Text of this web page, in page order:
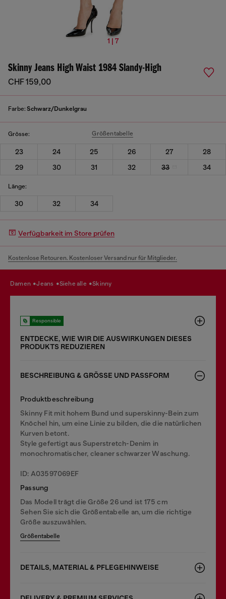
1 | 7
Skinny Jeans High Waist 1984 Slandy-High
CHF 159,00
Farbe: Schwarz/Dunkelgrau
Grösse: Größentabelle
23 24 25 26 27
28
29
30 31 32 33 34
Länge:
30 32 34
Verfügbarkeit im Store prüfen
Kostenlose Retouren. Kostenloser Versand nur für Mitglieder.
damen jeans siehe alle skinny
Responsible
ENTDECKE, WIE WIR DIE AUSWIRKUNGEN DIESES
PRODUKTS REDUZIEREN
BESCHREIBUNG & GRÖSSE UND PASSFORM
Produktbeschreibung
Skinny Fit mit hohem Bund und superskinny-Bein zum
Knöchel hin, um eine Linie zu bilden, die die natürlichen
Kurven betont.
Style gefertigt aus Superstretch-Denim in
monochromatischer, cleaner schwarzer Waschung.
ID: A03597069EF
Passung
Das Modell trägt die Größe 26 und ist 175 cm
Sehen Sie sich die Größentabelle an, um die richtige
Größe auszuwählen.
Größentabelle
DETAILS, MATERIAL & PFLEGEHINWEISE